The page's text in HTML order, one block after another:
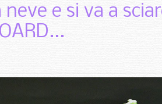
neve e si va a